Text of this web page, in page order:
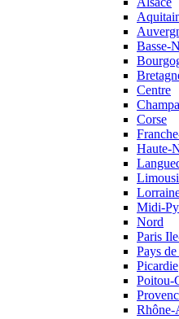
Basse-
Centre
Corse
Haute-
Midi-
Nord
Paris
Pays
Picardie
Poitou-
Rhône-